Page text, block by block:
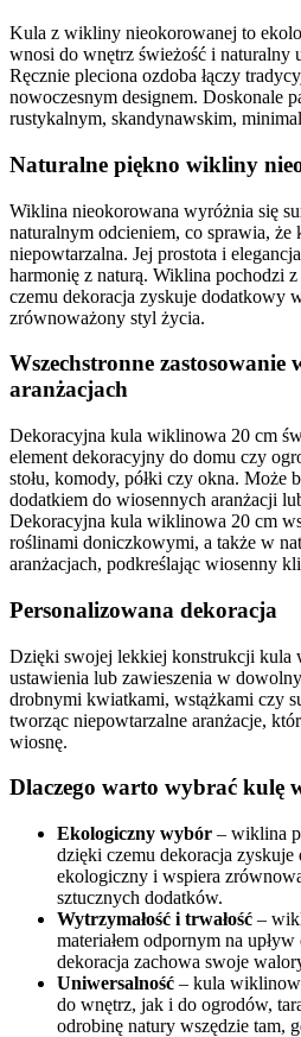
Kula z wikliny nieokorowanej to
wnosi do wnętrz świeżość i naturalny
Ręcznie pleciona ozdoba łączy
nowoczesnym designem. Doskonale
rustykalnym, skandynawskim,
Naturalne piękno wikliny
Wiklina nieokorowana wyróżnia się
naturalnym odcieniem, co sprawia, że
niepowtarzalna. Jej prostota i
harmonię z naturą. Wiklina pochodzi
czemu dekoracja zyskuje dodatkowy
zrównoważony styl życia.
Wszechstronne zastosowanie
aranżacjach
Dekoracyjna kula wiklinowa 20 cm
element dekoracyjny do domu czy
stołu, komody, półki czy okna. Może
dodatkiem do wiosennych aranżacji
Dekoracyjna kula wiklinowa 20 cm
roślinami doniczkowymi, a także w
aranżacjach, podkreślając wiosenny
Personalizowana dekoracja
Dzięki swojej lekkiej konstrukcji kula
ustawienia lub zawieszenia w
drobnymi kwiatkami, wstążkami czy
tworząc niepowtarzalne aranżacje,
wiosnę.
Dlaczego warto wybrać kulę
Ekologiczny wybór – wiklina
dzięki czemu dekoracja
ekologiczny i wspiera
sztucznych dodatków.
Wytrzymałość i trwałość –
materiałem odpornym na
dekoracja zachowa swoje
Uniwersalność – kula
do wnętrz, jak i do ogrodów,
odrobinę natury wszędzie tam,